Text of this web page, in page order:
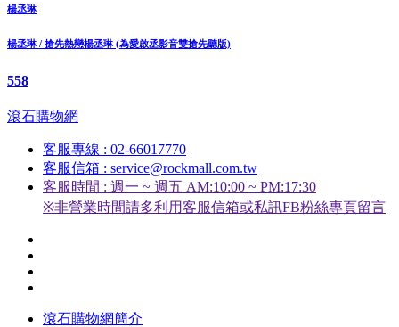
楊丞琳
楊丞琳 / 搶先熱戀楊丞琳 (為愛啟丞影音雙搶先聽版)
558
滾石購物網
客服專線 : 02-66017770
客服信箱 : service@rockmall.com.tw
客服時間 : 週一 ~ 週五 AM:10:00 ~ PM:17:30
※非營業時間請多利用客服信箱或私訊FB粉絲專頁留言
滾石購物網簡介